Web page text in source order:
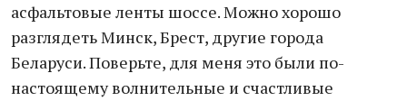
асфальтовые ленты шоссе. Можно хорошо
разглядеть Минск, Брест, другие города
Беларуси. Поверьте, для меня это были по-
настоящему волнительные и счастливые